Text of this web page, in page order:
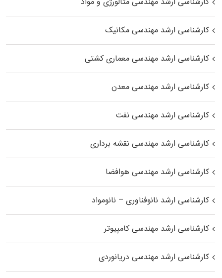
کارشناسی ارشد مهندسی مکانیک
کارشناسی ارشد مهندسی معماری کشتی
کارشناسی ارشد مهندسی معدن
کارشناسی ارشد مهندسی نفت
کارشناسی ارشد مهندسی نقشه برداری
کارشناسی ارشد مهندسی هوافضا
کارشناسی ارشد نانوفناوری – نانومواد
کارشناسی ارشد مهندسی کامپیوتر
کارشناسی ارشد مهندسی دریانوردی